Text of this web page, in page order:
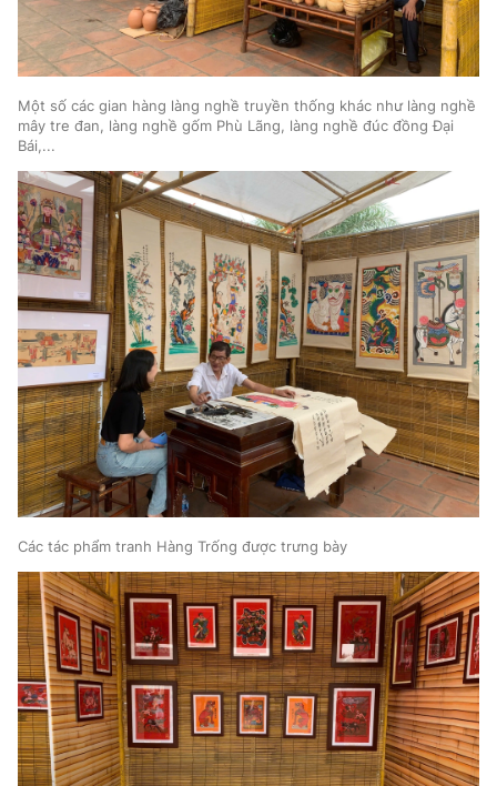
Một số các gian hàng làng nghề truyền thống khác như làng nghề
mây tre đan, làng nghề gốm Phù Lãng, làng nghề đúc đồng Đại
Bái,...
Các tác phẩm tranh Hàng Trống được trưng bày